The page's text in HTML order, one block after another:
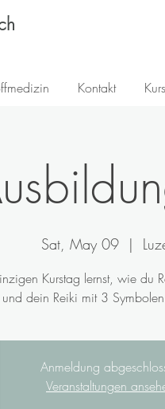
Kontakt
Sat, May 09
  |
Kurstag lernst, wie du
und dein Reiki mit 3
Anmeldung
Veranstaltungen